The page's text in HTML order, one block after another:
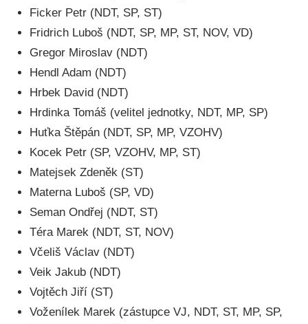
Ficker Petr (NDT, SP, ST)
Fridrich Luboš (NDT, SP, MP, ST, NOV, VD)
Gregor Miroslav (NDT)
Hendl Adam (NDT)
Hrbek David (NDT)
Hrdinka Tomáš (velitel jednotky, NDT, MP, SP)
Huťka Štěpán (NDT, SP, MP, VZOHV)
Kocek Petr (SP, VZOHV, MP, ST)
Matejsek Zdeněk (ST)
Materna Luboš (SP, VD)
Seman Ondřej (NDT, ST)
Téra Marek (NDT, ST, NOV)
Včeliš Václav (NDT)
Veik Jakub (NDT)
Vojtěch Jiří (ST)
Voženílek Marek (zástupce VJ, NDT, ST, MP, SP,